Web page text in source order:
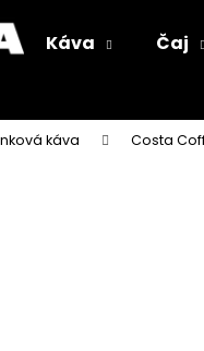
Káva Čaj
káva Costa